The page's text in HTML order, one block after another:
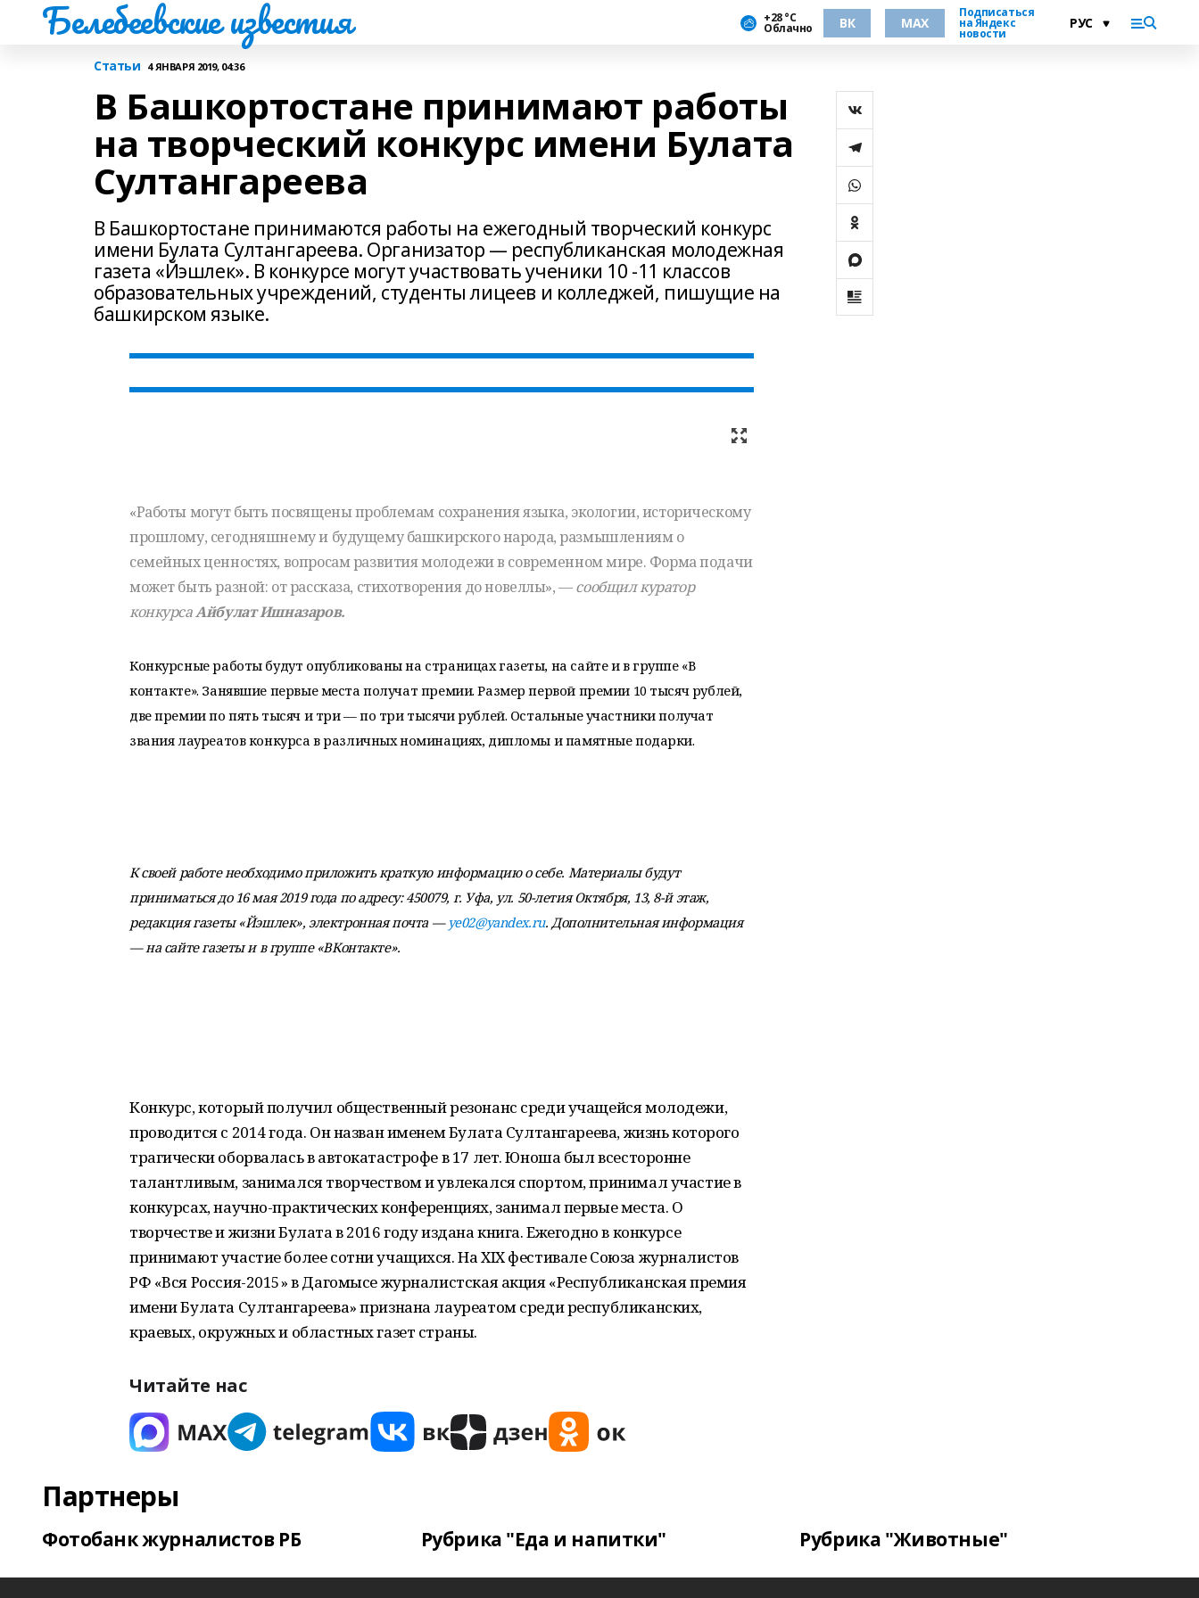
Белебеевские известия +28 °С
Облачно ВК MAX
Подписаться
на Яндекс
новости
Статьи 4 ЯНВАРЯ 2019, 04:36
В Башкортостане принимают работы
на творческий конкурс имени Булата
Султангареева
В Башкортостане принимаются работы на ежегодный творческий конкурс
имени Булата Султангареева. Организатор — республиканская молодежная
газета «Йэшлек». В конкурсе могут участвовать ученики 10 -11 классов
образовательных учреждений, студенты лицеев и колледжей, пишущие на
башкирском языке.
«Работы могут быть посвящены проблемам сохранения языка, экологии, историческому
прошлому, сегодняшнему и будущему башкирского народа, размышлениям о
семейных ценностях, вопросам развития молодежи в современном мире. Форма подачи
может быть разной: от рассказа, стихотворения до новеллы», —сообщил куратор
конкурсаАйбулат Ишназаров.
Конкурсные работы будут опубликованы на страницах газеты, на сайте и в группе «В
контакте». Занявшие первые места получат премии. Размер первой премии 10 тысяч рублей,
две премии по пять тысяч и три — по три тысячи рублей. Остальные участники получат
звания лауреатов конкурса в различных номинациях, дипломы и памятные подарки.
К своей работе необходимо приложить краткую информацию о себе. Материалы будут
приниматься до 16 мая 2019 года по адресу: 450079, г. Уфа, ул. 50-летия Октября, 13, 8-й этаж,
редакция газеты «Йэшлек», электронная почта — ye02@yandex.ru. Дополнительная информация
— на сайте газеты и в группе «ВКонтакте».
Конкурс, который получил общественный резонанс среди учащейся молодежи,
проводится с 2014 года. Он назван именем Булата Султангареева, жизнь которого
трагически оборвалась в автокатастрофе в 17 лет. Юноша был всесторонне
талантливым, занимался творчеством и увлекался спортом, принимал участие в
конкурсах, научно-практических конференциях, занимал первые места. О
творчестве и жизни Булата в 2016 году издана книга. Ежегодно в конкурсе
принимают участие более сотни учащихся. На XIX фестивале Союза журналистов
РФ «Вся Россия-2015» в Дагомысе журналистская акция «Республиканская премия
имени Булата Султангареева» признана лауреатом среди республиканских,
краевых, окружных и областных газет страны.
Читайте нас
Партнеры
Фотобанк журналистов РБ Рубрика "Еда и напитки" Рубрика "Животные"